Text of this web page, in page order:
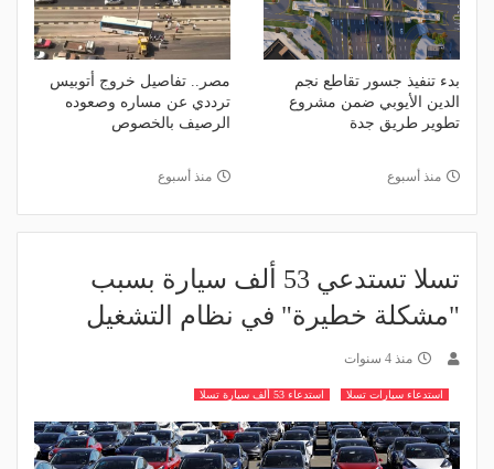
بدء تنفيذ جسور تقاطع نجم
الدين الأيوبي ضمن مشروع
تطوير طريق جدة
منذ أسبوع
مصر.. تفاصيل خروج أتوبيس
ترددي عن مساره وصعوده
الرصيف بالخصوص
منذ أسبوع
تسلا تستدعي 53 ألف سيارة بسبب
"مشكلة خطيرة" في نظام التشغيل
منذ 4 سنوات
استدعاء سيارات تسلا استدعاء 53 ألف سيارة تسلا